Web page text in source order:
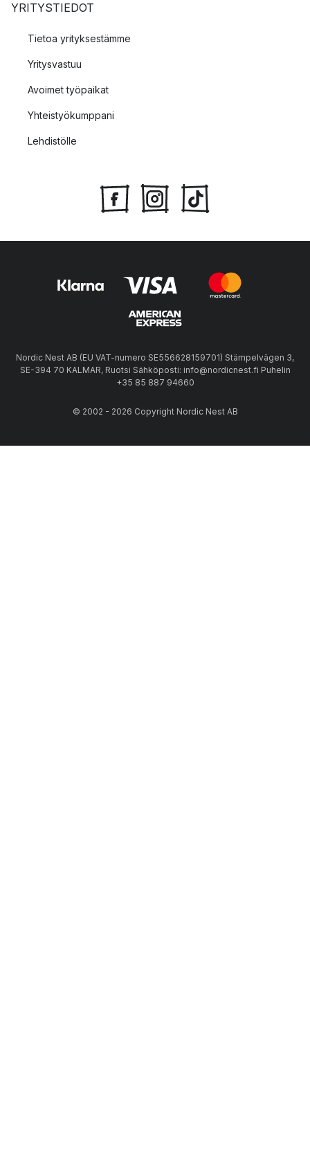
YRITYSTIEDOT
Tietoa yrityksestämme
Yritysvastuu
Avoimet työpaikat
Yhteistyökumppani
Lehdistölle
Nordic Nest AB (EU VAT-numero SE556628159701) Stämpelvägen 3,
SE-394 70 KALMAR, Ruotsi Sähköposti: info@nordicnest.fi Puhelin
+35 85 887 94660
© 2002 - 2026 Copyright Nordic Nest AB